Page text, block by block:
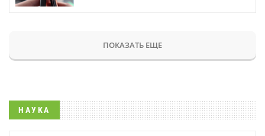
ПОКАЗАТЬ ЕЩЕ
НАУКА